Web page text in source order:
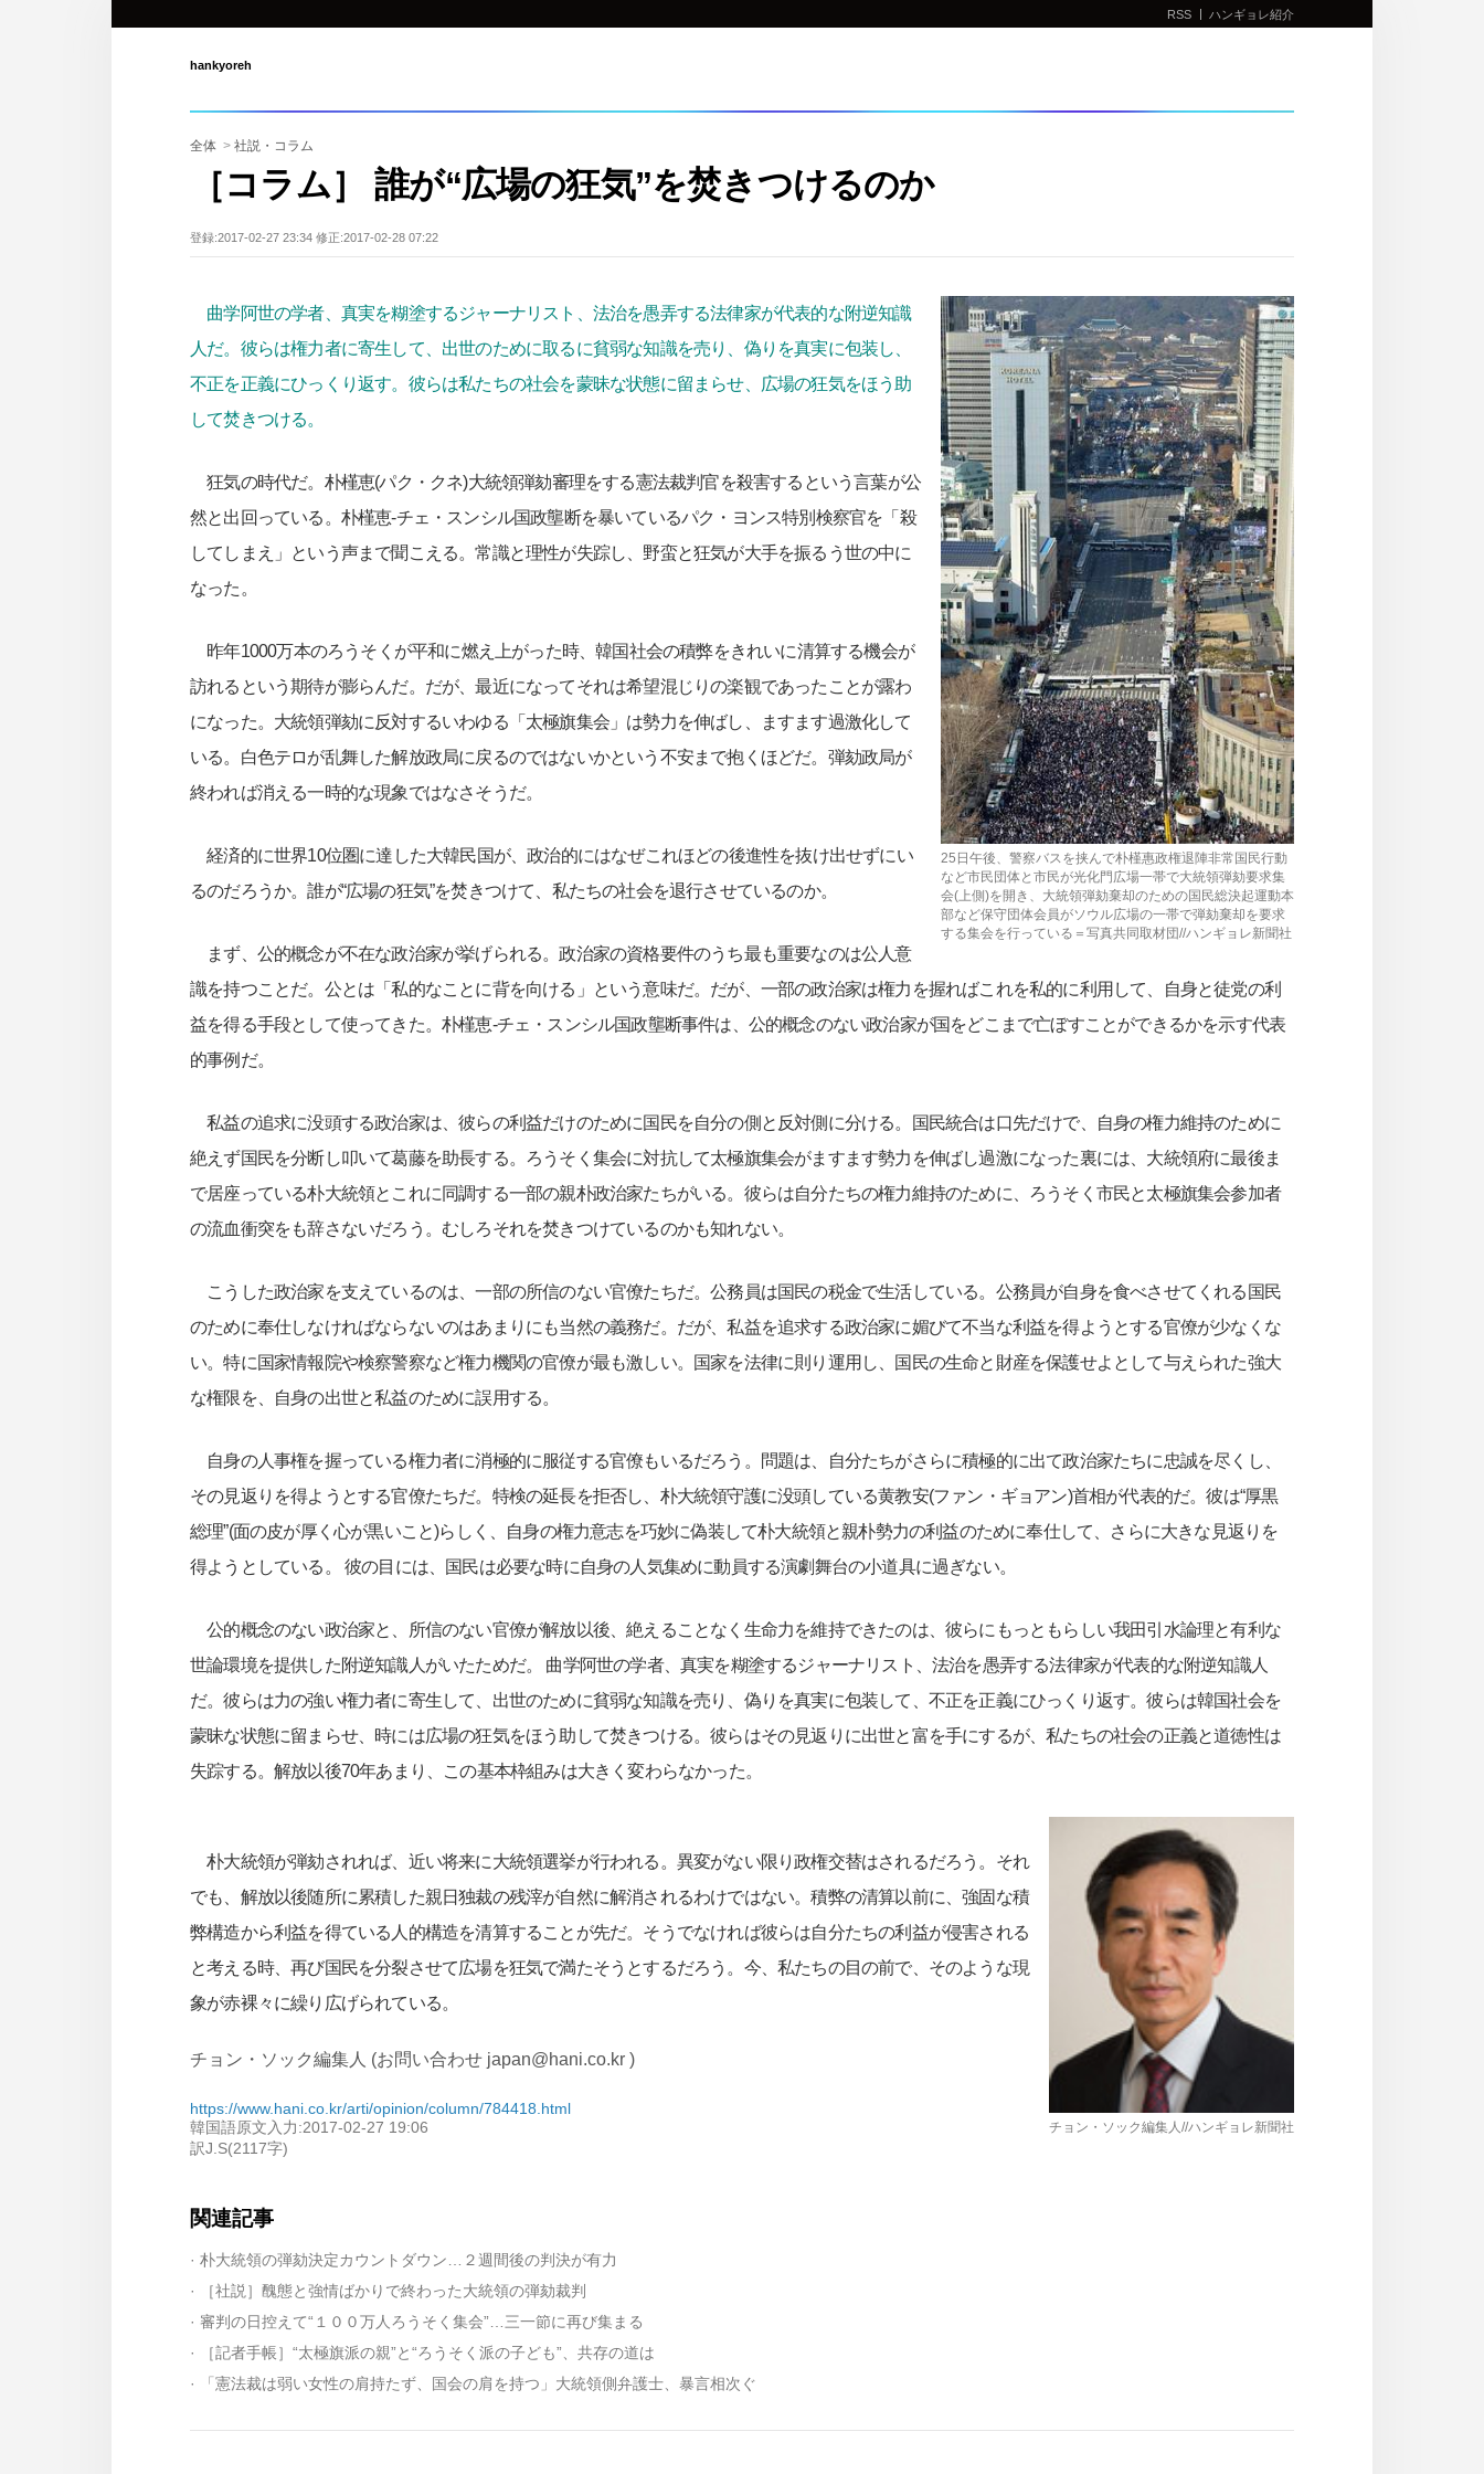
hankyoreh
RSS ハンギョレ紹介
全体 > 社説・コラム
［コラム］ 誰が“広場の狂気”を焚きつけるのか
登録:2017-02-27 23:34 修正:2017-02-28 07:22
25日午後、警察バスを挟んで朴槿惠政権退陣非常国民行動
など市民団体と市民が光化門広場一帯で大統領弾劾要求集
会(上側)を開き、大統領弾劾棄却のための国民総決起運動本
部など保守団体会員がソウル広場の一帯で弾劾棄却を要求
する集会を行っている＝写真共同取材団//ハンギョレ新聞社
曲学阿世の学者、真実を糊塗するジャーナリスト、法治を愚弄する法律家が代表的な附逆知識
人だ。彼らは権力者に寄生して、出世のために取るに貧弱な知識を売り、偽りを真実に包装し、
不正を正義にひっくり返す。彼らは私たちの社会を蒙昧な状態に留まらせ、広場の狂気をほう助
して焚きつける。
狂気の時代だ。朴槿恵(パク・クネ)大統領弾劾審理をする憲法裁判官を殺害するという言葉が公
然と出回っている。朴槿恵-チェ・スンシル国政壟断を暴いているパク・ヨンス特別検察官を「殺
してしまえ」という声まで聞こえる。常識と理性が失踪し、野蛮と狂気が大手を振るう世の中に
なった。
昨年1000万本のろうそくが平和に燃え上がった時、韓国社会の積弊をきれいに清算する機会が
訪れるという期待が膨らんだ。だが、最近になってそれは希望混じりの楽観であったことが露わ
になった。大統領弾劾に反対するいわゆる「太極旗集会」は勢力を伸ばし、ますます過激化して
いる。白色テロが乱舞した解放政局に戻るのではないかという不安まで抱くほどだ。弾劾政局が
終われば消える一時的な現象ではなさそうだ。
経済的に世界10位圏に達した大韓民国が、政治的にはなぜこれほどの後進性を抜け出せずにい
るのだろうか。誰が“広場の狂気”を焚きつけて、私たちの社会を退行させているのか。
まず、公的概念が不在な政治家が挙げられる。政治家の資格要件のうち最も重要なのは公人意
識を持つことだ。公とは「私的なことに背を向ける」という意味だ。だが、一部の政治家は権力を握ればこれを私的に利用して、自身と徒党の利
益を得る手段として使ってきた。朴槿恵-チェ・スンシル国政壟断事件は、公的概念のない政治家が国をどこまで亡ぼすことができるかを示す代表
的事例だ。
私益の追求に没頭する政治家は、彼らの利益だけのために国民を自分の側と反対側に分ける。国民統合は口先だけで、自身の権力維持のために
絶えず国民を分断し叩いて葛藤を助長する。ろうそく集会に対抗して太極旗集会がますます勢力を伸ばし過激になった裏には、大統領府に最後ま
で居座っている朴大統領とこれに同調する一部の親朴政治家たちがいる。彼らは自分たちの権力維持のために、ろうそく市民と太極旗集会参加者
の流血衝突をも辞さないだろう。むしろそれを焚きつけているのかも知れない。
こうした政治家を支えているのは、一部の所信のない官僚たちだ。公務員は国民の税金で生活している。公務員が自身を食べさせてくれる国民
のために奉仕しなければならないのはあまりにも当然の義務だ。だが、私益を追求する政治家に媚びて不当な利益を得ようとする官僚が少なくな
い。特に国家情報院や検察警察など権力機関の官僚が最も激しい。国家を法律に則り運用し、国民の生命と財産を保護せよとして与えられた強大
な権限を、自身の出世と私益のために誤用する。
自身の人事権を握っている権力者に消極的に服従する官僚もいるだろう。問題は、自分たちがさらに積極的に出て政治家たちに忠誠を尽くし、
その見返りを得ようとする官僚たちだ。特検の延長を拒否し、朴大統領守護に没頭している黄教安(ファン・ギョアン)首相が代表的だ。彼は“厚黒
総理”(面の皮が厚く心が黒いこと)らしく、自身の権力意志を巧妙に偽装して朴大統領と親朴勢力の利益のために奉仕して、さらに大きな見返りを
得ようとしている。 彼の目には、国民は必要な時に自身の人気集めに動員する演劇舞台の小道具に過ぎない。
公的概念のない政治家と、所信のない官僚が解放以後、絶えることなく生命力を維持できたのは、彼らにもっともらしい我田引水論理と有利な
世論環境を提供した附逆知識人がいたためだ。 曲学阿世の学者、真実を糊塗するジャーナリスト、法治を愚弄する法律家が代表的な附逆知識人
だ。彼らは力の強い権力者に寄生して、出世のために貧弱な知識を売り、偽りを真実に包装して、不正を正義にひっくり返す。彼らは韓国社会を
蒙昧な状態に留まらせ、時には広場の狂気をほう助して焚きつける。彼らはその見返りに出世と富を手にするが、私たちの社会の正義と道徳性は
失踪する。解放以後70年あまり、この基本枠組みは大きく変わらなかった。
チョン・ソック編集人//ハンギョレ新聞社
朴大統領が弾劾されれば、近い将来に大統領選挙が行われる。異変がない限り政権交替はされるだろう。それ
でも、解放以後随所に累積した親日独裁の残滓が自然に解消されるわけではない。積弊の清算以前に、強固な積
弊構造から利益を得ている人的構造を清算することが先だ。そうでなければ彼らは自分たちの利益が侵害される
と考える時、再び国民を分裂させて広場を狂気で満たそうとするだろう。今、私たちの目の前で、そのような現
象が赤裸々に繰り広げられている。
チョン・ソック編集人 (お問い合わせ japan@hani.co.kr )
https://www.hani.co.kr/arti/opinion/column/784418.html
韓国語原文入力:2017-02-27 19:06
訳J.S(2117字)
関連記事
· 朴大統領の弾劾決定カウントダウン…２週間後の判決が有力
· ［社説］醜態と強情ばかりで終わった大統領の弾劾裁判
· 審判の日控えて“１００万人ろうそく集会”…三一節に再び集まる
· ［記者手帳］“太極旗派の親”と“ろうそく派の子ども”、共存の道は
· 「憲法裁は弱い女性の肩持たず、国会の肩を持つ」大統領側弁護士、暴言相次ぐ